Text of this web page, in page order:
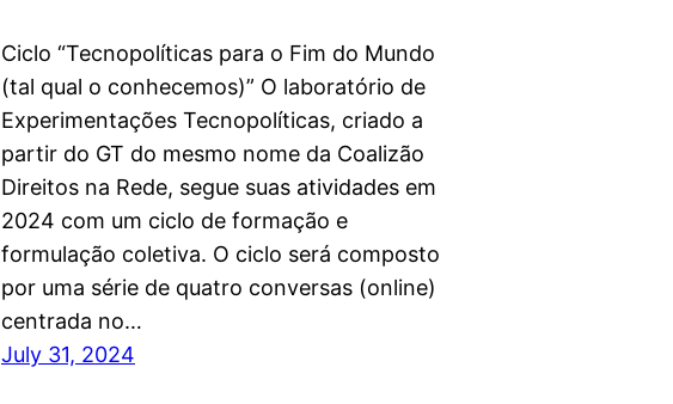
Ciclo “Tecnopolíticas para o Fim do Mundo
(tal qual o conhecemos)” O laboratório de
Experimentações Tecnopolíticas, criado a
partir do GT do mesmo nome da Coalizão
Direitos na Rede, segue suas atividades em
2024 com um ciclo de formação e
formulação coletiva. O ciclo será composto
por uma série de quatro conversas (online)
centrada no…
July 31, 2024